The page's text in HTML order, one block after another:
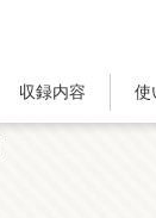
収録内容 使